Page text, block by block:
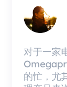
对于一家
的忙，尤